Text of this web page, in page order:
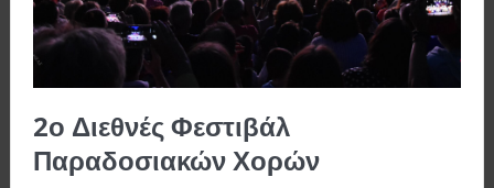
2ο Διεθνές Φεστιβάλ
Παραδοσιακών Χορών